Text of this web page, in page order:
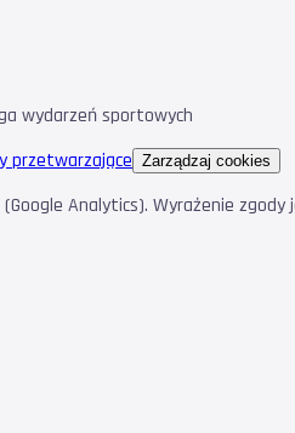
wydarzeń sportowych
przetwarzające Zarządzaj cookies
Analytics). Wyrażenie zgody